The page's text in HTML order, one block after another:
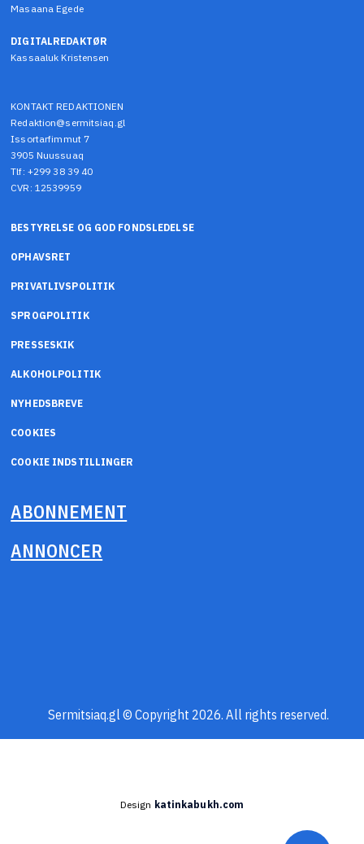
Masaana Egede
DIGITALREDAKTØR
Kassaaluk Kristensen
KONTAKT REDAKTIONEN
Redaktion@sermitsiaq.gl
Issortarfimmut 7
3905 Nuussuaq
Tlf: +299 38 39 40
CVR: 12539959
BESTYRELSE OG GOD FONDSLEDELSE
OPHAVSRET
PRIVATLIVSPOLITIK
SPROGPOLITIK
PRESSESKIK
ALKOHOLPOLITIK
NYHEDSBREVE
COOKIES
COOKIE INDSTILLINGER
ABONNEMENT
ANNONCER
Sermitsiaq.gl © Copyright 2026. All rights reserved.
Design katinkabukh.com